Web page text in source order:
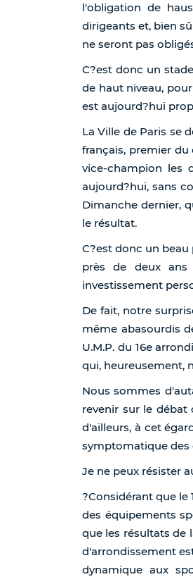
l'obligation de
dirigeants et, bien
ne seront pas
C?est donc un
de haut niveau,
est aujourd?hui
La Ville de Paris se
français, premier du
vice-champion les
aujourd?hui, sans
Dimanche dernier,
le résultat.
C?est donc un beau
près de deux ans
investissement
De fait, notre
même abasourdis
U.M.P. du 16e
qui, heureusement,
Nous sommes
revenir sur le débat
d'ailleurs, à cet
symptomatique des
Je ne peux résister
?Considérant que
des équipements
que les résultats de
d'arrondissement
dynamique aux